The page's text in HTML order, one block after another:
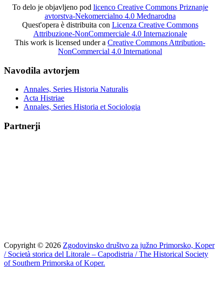
To delo je objavljeno pod licenco Creative Commons Priznanje
avtorstva-Nekomercialno 4.0 Mednarodna
Quest'opera è distribuita con Licenza Creative Commons
Attribuzione-NonCommerciale 4.0 Internazionale
This work is licensed under a Creative Commons Attribution-
NonCommercial 4.0 International
Navodila avtorjem
Annales, Series Historia Naturalis
Acta Histriae
Annales, Series Historia et Sociologia
Partnerji
Copyright © 2026 Zgodovinsko društvo za južno Primorsko, Koper
/ Società storica del Litorale – Capodistria / The Historical Society
of Southern Primorska of Koper.